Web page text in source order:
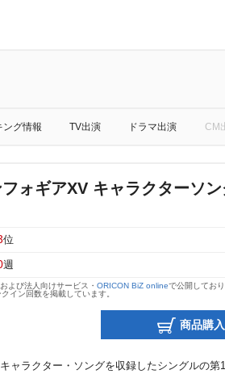
ング情報 TV出演 ドラマ出演 CM
ォギアXV キャラクターソ
位
週
および法人向けサービス・ ORICON BiZ onlineで公開してお
イン回数を掲載しています。
商品購入
ャラクター・ソングを収録したシングルの第